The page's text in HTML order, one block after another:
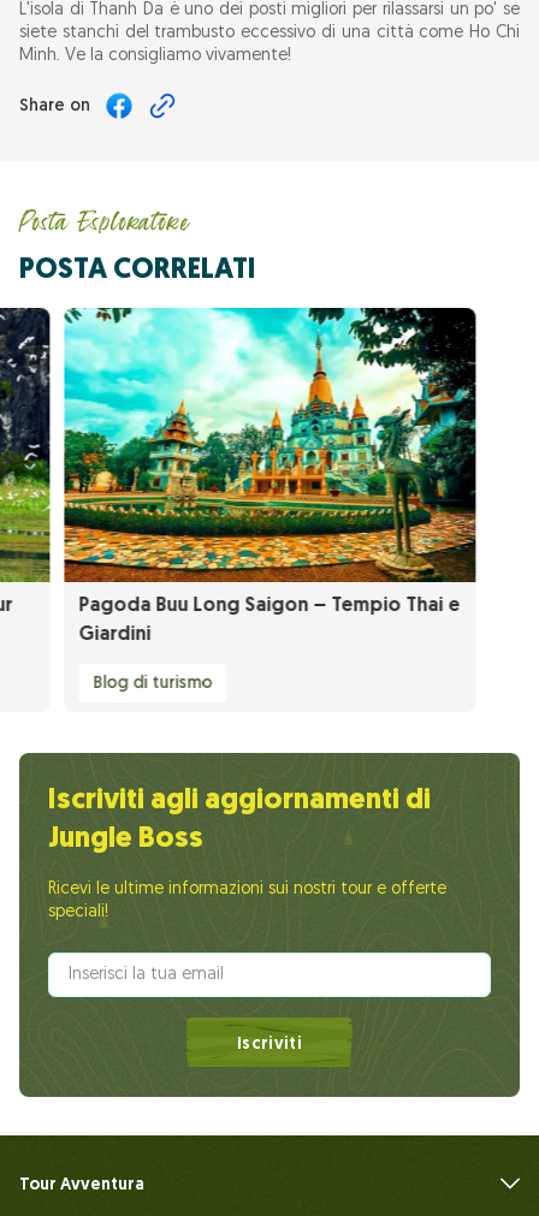
L'isola di Thanh Da è uno dei posti migliori per rilassarsi un po' se
siete stanchi del trambusto eccessivo di una città come Ho Chi
Minh. Ve la consigliamo vivamente!
Share on
Posta Esploratore
POSTA CORRELATI
Pagoda Buu Long Saigon – Tempio Thai e
Giardini
Blog di turismo
Iscriviti agli aggiornamenti di
Jungle Boss
Ricevi le ultime informazioni sui nostri tour e offerte
speciali!
Iscriviti
Tour Avventura